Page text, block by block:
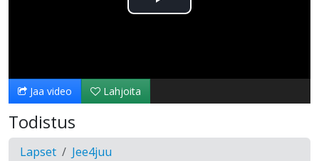
Toista
Jaa video Lahjoita
Todistus
Lapset Jee4juu